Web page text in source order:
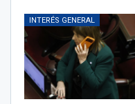
INTERÉS GENERAL